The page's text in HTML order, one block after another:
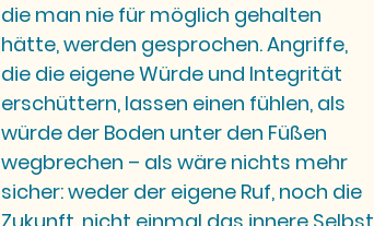
die man nie für möglich gehalten
hätte, werden gesprochen. Angriffe,
die die eigene Würde und Integrität
erschüttern, lassen einen fühlen, als
würde der Boden unter den Füßen
wegbrechen – als wäre nichts mehr
sicher: weder der eigene Ruf, noch die